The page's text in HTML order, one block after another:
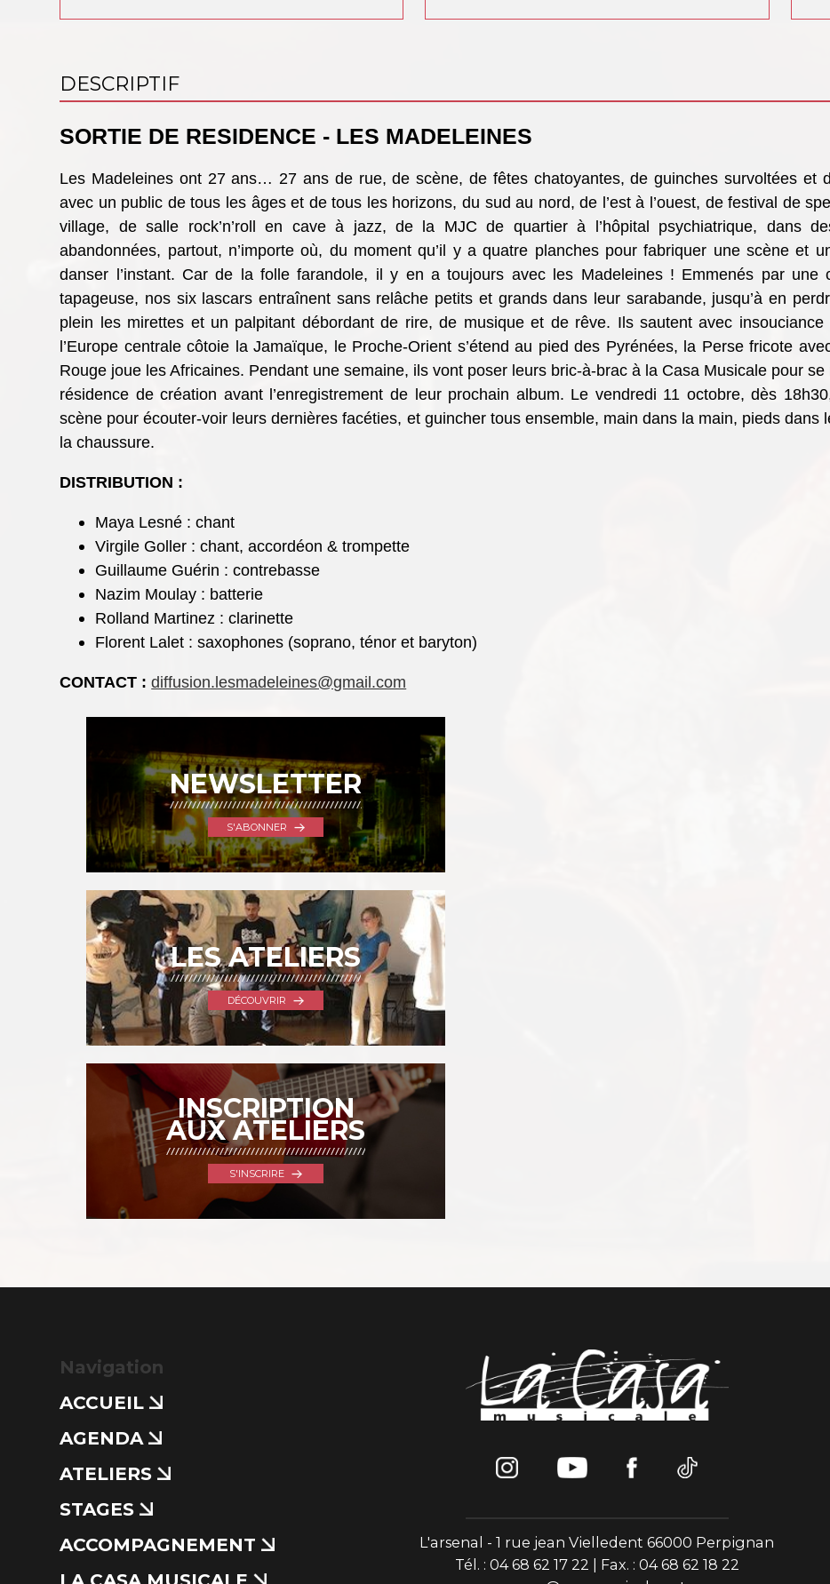
DESCRIPTIF
SORTIE DE RESIDENCE - LES MADELEINES
Les Madeleines ont 27 ans… 27 ans de rue, de scène, de fêtes chatoyantes, de guinches survoltées et
avec un public de tous les âges et de tous les horizons, du sud au nord, de l’est à l’ouest, de festival de
village, de salle rock’n’roll en cave à jazz, de la MJC de quartier à l’hôpital psychiatrique, dans
abandonnées, partout, n’importe où, du moment qu’il y a quatre planches pour fabriquer une scène et
danser l’instant. Car de la folle farandole, il y en a toujours avec les Madeleines ! Emmenés par une
tapageuse, nos six lascars entraînent sans relâche petits et grands dans leur sarabande, jusqu’à en
plein les mirettes et un palpitant débordant de rire, de musique et de rêve. Ils sautent avec insouciance
l’Europe centrale côtoie la Jamaïque, le Proche-Orient s’étend au pied des Pyrénées, la Perse fricote
Rouge joue les Africaines. Pendant une semaine, ils vont poser leurs bric-à-brac à la Casa Musicale pour se
résidence de création avant l’enregistrement de leur prochain album. Le vendredi 11 octobre, dès
scène pour écouter-voir leurs dernières facéties, et guincher tous ensemble, main dans la main, pieds dans
la chaussure.
DISTRIBUTION :
Maya Lesné :chant
Virgile Goller :chant,accordéon & trompette
Guillaume Guérin :contrebasse
Nazim Moulay : batterie
Rolland Martinez :clarinette
Florent Lalet :saxophones (soprano, ténor et baryton)
CONTACT : diffusion.lesmadeleines@gmail.com
NEWSLETTER
S'ABONNER
LES ATELIERS
DÉCOUVRIR
INSCRIPTION
AUX ATELIERS
S'INSCRIRE
Navigation
ACCUEIL
AGENDA
ATELIERS
STAGES
ACCOMPAGNEMENT
L'arsenal - 1 rue jean Vielledent 66000 Perpignan
Tél. : 04 68 62 17 22 | Fax. : 04 68 62 18 22